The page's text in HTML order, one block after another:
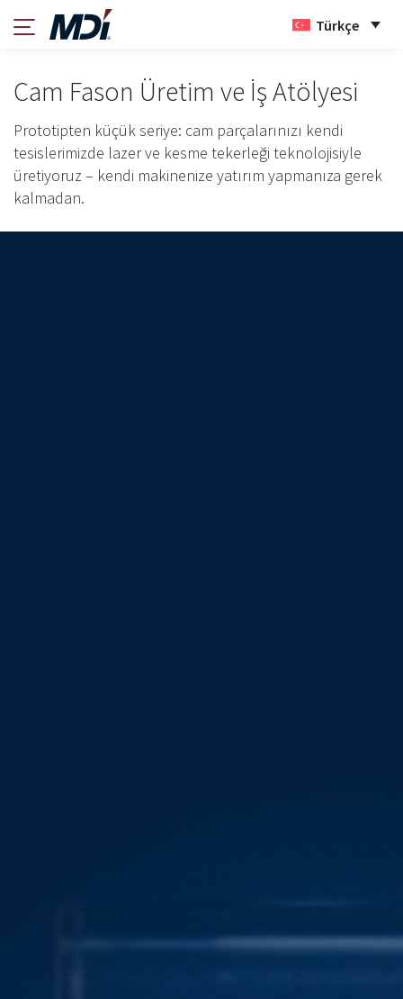
Türkçe
Cam Fason Üretim ve İş Atölyesi
Prototipten küçük seriye: cam parçalarınızı kendi
tesislerimizde lazer ve kesme tekerleği teknolojisiyle
üretiyoruz – kendi makinenize yatırım yapmanıza gerek
kalmadan.